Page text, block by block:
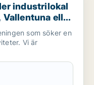
industrilokal
eller
som söker en
Vi är